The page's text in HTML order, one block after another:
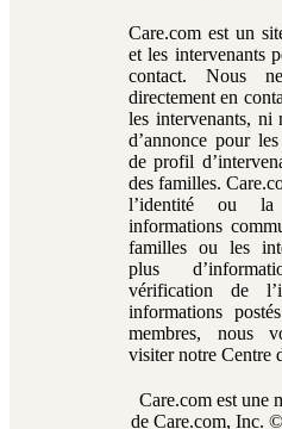
Care.com est un
et les intervenants
contact. Nous
directement en
les intervenants, ni
d’annonce pour
de profil
des familles.
l’identité ou la
informations
familles ou les
plus
vérification de
informations
membres, nous
visiter notre Centre
Care.com est une
de Care.com, Inc.